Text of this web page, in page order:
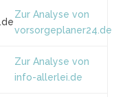
Zur Analyse von
vorsorgeplaner24.de
Zur Analyse von
info-allerlei.de